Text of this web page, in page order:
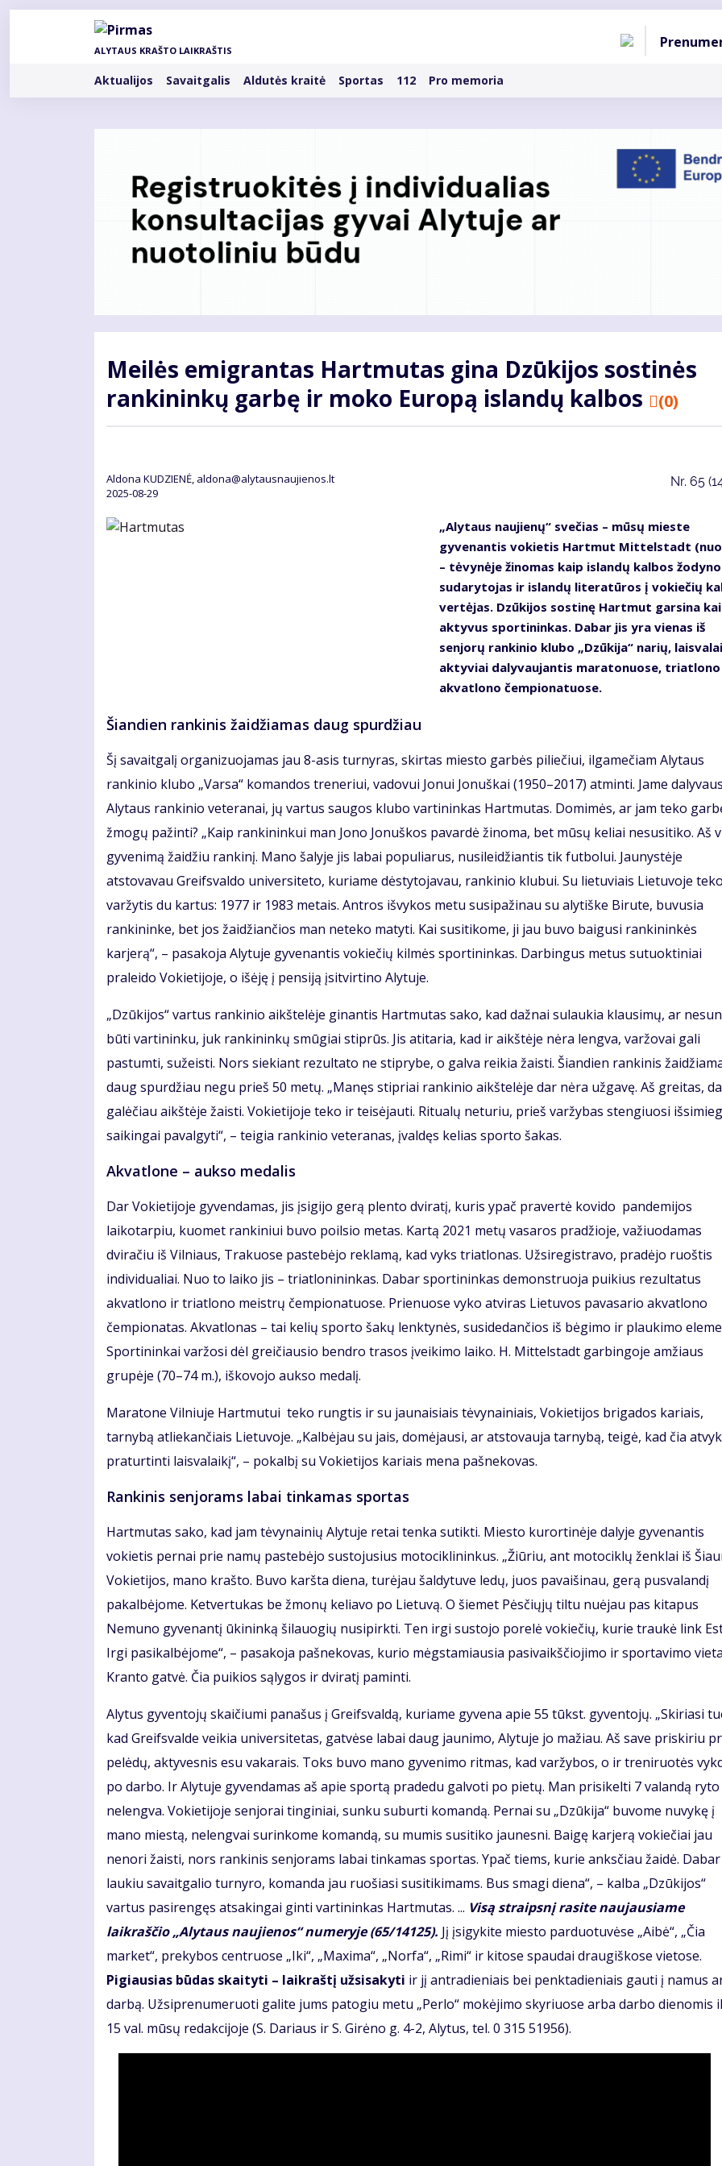
Pereiti
ALYTAUS KRAŠTO LAIKRAŠTIS
Rubrikos
Aktualijos Savaitgalis Aldutės kraitė Sportas 112 Pro memoria
Meilės emigrantas Hartmutas gina Dzūkijos sostinės
rankininkų garbę ir moko Europą islandų kalbos
(0)
Aldona KUDZIENĖ, aldona@alytausnaujienos.lt
2025-08-29
Nr. 65
„Alytaus naujienų“ svečias – mūsų mieste
gyvenantis vokietis Hartmut Mittelstadt
– tėvynėje žinomas kaip islandų kalbos žodyno
sudarytojas ir islandų literatūros į vokiečių
vertėjas. Dzūkijos sostinę Hartmut garsina
aktyvus sportininkas. Dabar jis yra vienas iš
senjorų rankinio klubo „Dzūkija“ narių,
aktyviai dalyvaujantis maratonuose, triatlono
akvatlono čempionatuose.
Šiandien rankinis žaidžiamas daug spurdžiau
Šį savaitgalį organizuojamas jau 8-asis turnyras, skirtas miesto garbės piliečiui, ilgamečiam Alytaus
rankinio klubo „Varsa“ komandos treneriui, vadovui Jonui Jonuškai (1950–2017) atminti. Jame
Alytaus rankinio veteranai, jų vartus saugos klubo vartininkas Hartmutas. Domimės, ar jam teko
žmogų pažinti? „Kaip rankininkui man Jono Jonuškos pavardė žinoma, bet mūsų keliai nesusitiko. Aš
gyvenimą žaidžiu rankinį. Mano šalyje jis labai populiarus, nusileidžiantis tik futbolui. Jaunystėje
atstovavau Greifsvaldo universiteto, kuriame dėstytojavau, rankinio klubui. Su lietuviais Lietuvoje teko
varžytis du kartus: 1977 ir 1983 metais. Antros išvykos metu susipažinau su alytiške Birute, buvusia
rankininke, bet jos žaidžiančios man neteko matyti. Kai susitikome, ji jau buvo baigusi rankininkės
karjerą“, – pasakoja Alytuje gyvenantis vokiečių kilmės sportininkas. Darbingus metus sutuoktiniai
praleido Vokietijoje, o išėję į pensiją įsitvirtino Alytuje.
„Dzūkijos“ vartus rankinio aikštelėje ginantis Hartmutas sako, kad dažnai sulaukia klausimų, ar
būti vartininku, juk rankininkų smūgiai stiprūs. Jis atitaria, kad ir aikštėje nėra lengva, varžovai gali
pastumti, sužeisti. Nors siekiant rezultato ne stiprybe, o galva reikia žaisti. Šiandien rankinis
daug spurdžiau negu prieš 50 metų. „Manęs stipriai rankinio aikštelėje dar nėra užgavę. Aš greitas,
galėčiau aikštėje žaisti. Vokietijoje teko ir teisėjauti. Ritualų neturiu, prieš varžybas stengiuosi
saikingai pavalgyti“, – teigia rankinio veteranas, įvaldęs kelias sporto šakas.
Akvatlone – aukso medalis
Dar Vokietijoje gyvendamas, jis įsigijo gerą plento dviratį, kuris ypač pravertė kovido pandemijos
laikotarpiu, kuomet rankiniui buvo poilsio metas. Kartą 2021 metų vasaros pradžioje, važiuodamas
dviračiu iš Vilniaus, Trakuose pastebėjo reklamą, kad vyks triatlonas. Užsiregistravo, pradėjo ruoštis
individualiai. Nuo to laiko jis – triatlonininkas. Dabar sportininkas demonstruoja puikius rezultatus
akvatlono ir triatlono meistrų čempionatuose. Prienuose vyko atviras Lietuvos pavasario akvatlono
čempionatas. Akvatlonas – tai kelių sporto šakų lenktynės, susidedančios iš bėgimo ir plaukimo
Sportininkai varžosi dėl greičiausio bendro trasos įveikimo laiko. H. Mittelstadt garbingoje amžiaus
grupėje (70–74 m.), iškovojo aukso medalį.
Maratone Vilniuje Hartmutui teko rungtis ir su jaunaisiais tėvynainiais, Vokietijos brigados kariais,
tarnybą atliekančiais Lietuvoje. „Kalbėjau su jais, domėjausi, ar atstovauja tarnybą, teigė, kad čia
praturtinti laisvalaikį“, – pokalbį su Vokietijos kariais mena pašnekovas.
Rankinis senjorams labai tinkamas sportas
Hartmutas sako, kad jam tėvynainių Alytuje retai tenka sutikti. Miesto kurortinėje dalyje gyvenantis
vokietis pernai prie namų pastebėjo sustojusius motociklininkus. „Žiūriu, ant motociklų ženklai iš
Vokietijos, mano krašto. Buvo karšta diena, turėjau šaldytuve ledų, juos pavaišinau, gerą pusvalandį
pakalbėjome. Ketvertukas be žmonų keliavo po Lietuvą. O šiemet Pėsčiųjų tiltu nuėjau pas kitapus
Nemuno gyvenantį ūkininką šilauogių nusipirkti. Ten irgi sustojo porelė vokiečių, kurie traukė link
Irgi pasikalbėjome“, – pasakoja pašnekovas, kurio mėgstamiausia pasivaikščiojimo ir sportavimo
Kranto gatvė. Čia puikios sąlygos ir dviratį paminti.
Alytus gyventojų skaičiumi panašus į Greifsvaldą, kuriame gyvena apie 55 tūkst. gyventojų. „Skiriasi
kad Greifsvalde veikia universitetas, gatvėse labai daug jaunimo, Alytuje jo mažiau. Aš save priskiriu
pelėdų, aktyvesnis esu vakarais. Toks buvo mano gyvenimo ritmas, kad varžybos, o ir treniruotės
po darbo. Ir Alytuje gyvendamas aš apie sportą pradedu galvoti po pietų. Man prisikelti 7 valandą ryto
nelengva. Vokietijoje senjorai tinginiai, sunku suburti komandą. Pernai su „Dzūkija“ buvome nuvykę į
mano miestą, nelengvai surinkome komandą, su mumis susitiko jaunesni. Baigę karjerą vokiečiai jau
nenori žaisti, nors rankinis senjorams labai tinkamas sportas. Ypač tiems, kurie anksčiau žaidė. Dabar
laukiu savaitgalio turnyro, komanda jau ruošiasi susitikimams. Bus smagi diena“, – kalba „Dzūkijos“
vartus pasirengęs atsakingai ginti vartininkas Hartmutas. ... Visą straipsnį rasite naujausiame
laikraščio „Alytaus naujienos“ numeryje (65/14125). Jį įsigykite miesto parduotuvėse „Aibė“, „Čia
market“, prekybos centruose „Iki“, „Maxima“, „Norfa“, „Rimi“ ir kitose spaudai draugiškose vietose.
Pigiausias būdas skaityti – laikraštį užsisakyti ir jį antradieniais bei penktadieniais gauti į namus
darbą. Užsiprenumeruoti galite jums patogiu metu „Perlo“ mokėjimo skyriuose arba darbo dienomis
15 val. mūsų redakcijoje (S. Dariaus ir S. Girėno g. 4-2, Alytus, tel. 0 315 51956).